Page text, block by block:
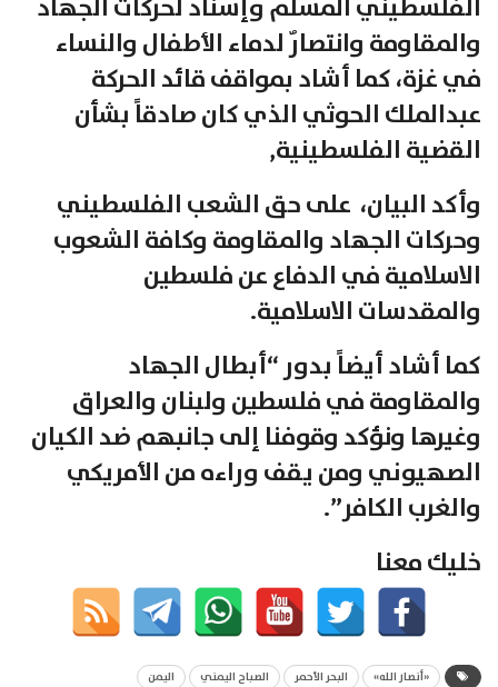
الفلسطيني المسلم وإسنادٌ لحركات الجهاد
والمقاومة وانتصارٌ لدماء الأطفال والنساء
في غزة، كما أشاد بمواقف قائد الحركة
عبدالملك الحوثي الذي كان صادقاً بشأن
القضية الفلسطينية,
وأكد البيان، على حق الشعب الفلسطيني
وحركات الجهاد والمقاومة وكافة الشعوب
الاسلامية في الدفاع عن فلسطين
والمقدسات الاسلامية.
كما أشاد أيضاً بدور “أبطال الجهاد
والمقاومة في فلسطين ولبنان والعراق
وغيرها ونؤكد وقوفنا إلى جانبهم ضد الكيان
الصهيوني ومن يقف وراءه من الأمريكي
والغرب الكافر”.
خليك معنا
«أنصار الله» البحر الأحمر الصباح اليمني اليمن